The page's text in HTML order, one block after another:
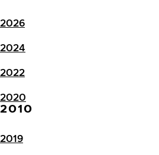
2026
2024
2022
2020
2010
2019